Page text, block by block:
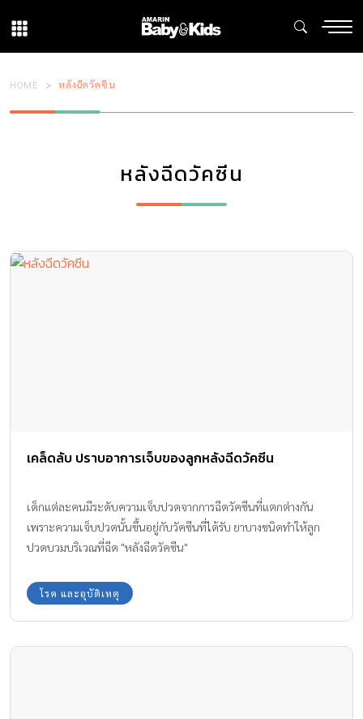
HOME หลังฉีดวัคซีน
หลังฉีดวัคซีน
เคล็ดลับ ปราบอาการเจ็บของลูกหลังฉีดวัคซีน
เด็กแต่ละคนมีระดับความเจ็บปวดจากการฉีดวัคซีนที่แตกต่างกัน
เพราะความเจ็บปวดนั้นขึ้นอยู่กับวัคซีนที่ได้รับ ยาบางชนิดทำให้ลูก
ปวดบวมบริเวณที่ฉีด "หลังฉีดวัคซีน"
โรค และอุบัติเหตุ